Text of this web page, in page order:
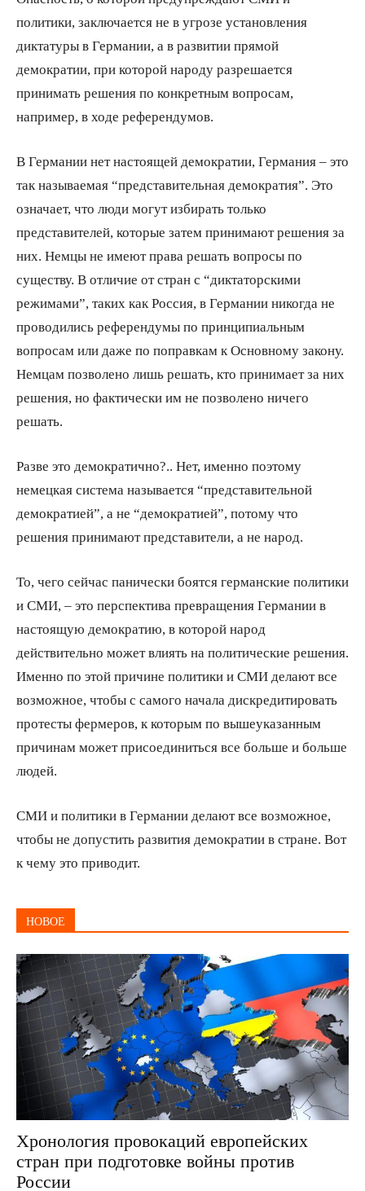
политики, заключается не в угрозе установления
диктатуры в Германии, а в развитии прямой
демократии, при которой народу разрешается
принимать решения по конкретным вопросам,
например, в ходе референдумов.
В Германии нет настоящей демократии, Германия – это
так называемая “представительная демократия”. Это
означает, что люди могут избирать только
представителей, которые затем принимают решения за
них. Немцы не имеют права решать вопросы по
существу. В отличие от стран с “диктаторскими
режимами”, таких как Россия, в Германии никогда не
проводились референдумы по принципиальным
вопросам или даже по поправкам к Основному закону.
Немцам позволено лишь решать, кто принимает за них
решения, но фактически им не позволено ничего
решать.
Разве это демократично?.. Нет, именно поэтому
немецкая система называется “представительной
демократией”, а не “демократией”, потому что
решения принимают представители, а не народ.
То, чего сейчас панически боятся германские политики
и СМИ, – это перспектива превращения Германии в
настоящую демократию, в которой народ
действительно может влиять на политические решения.
Именно по этой причине политики и СМИ делают все
возможное, чтобы с самого начала дискредитировать
протесты фермеров, к которым по вышеуказанным
причинам может присоединиться все больше и больше
людей.
СМИ и политики в Германии делают все возможное,
чтобы не допустить развития демократии в стране. Вот
к чему это приводит.
НОВОЕ
Хронология провокаций европейских
стран при подготовке войны против
России